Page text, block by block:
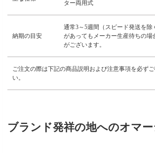
ター両用式
納期の目安
通常3～5週間（スピード発送を除
があってもメーカー生産待ちの場
がございます。
ご注文の際は下記の商品説明および注意事項を必ず
い。
ブランド発祥の地へのオマー